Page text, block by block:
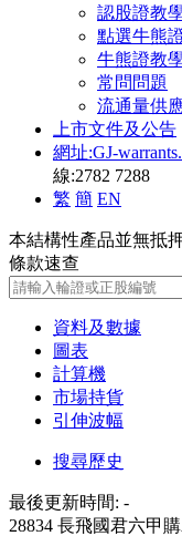
認股證教
點選牛熊
牛熊證教
常問問題
流通量供
上市文件及公告
網址:GJ-
線:2782 7288
繁 簡 EN
本結構性產品並無抵
條款速查
資料及數據
圖表
計算機
市場持貨
引伸波幅
搜尋歷史
最後更新時間: -
28834 長飛國君六甲